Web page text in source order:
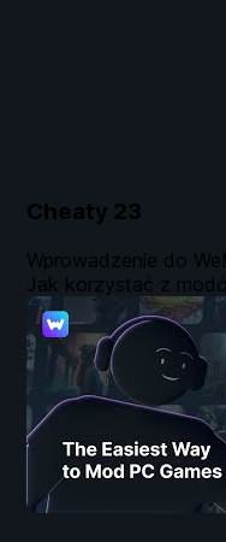
Cheaty 23
Wprowadzenie do
Jak korzystać z